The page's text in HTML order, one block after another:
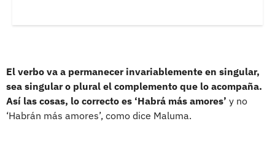
El verbo va a permanecer invariablemente en singular,
sea singular o plural el complemento que lo acompaña.
Así las cosas, lo correcto es ‘Habrá más amores’ y no
‘Habrán más amores’, como dice Maluma.